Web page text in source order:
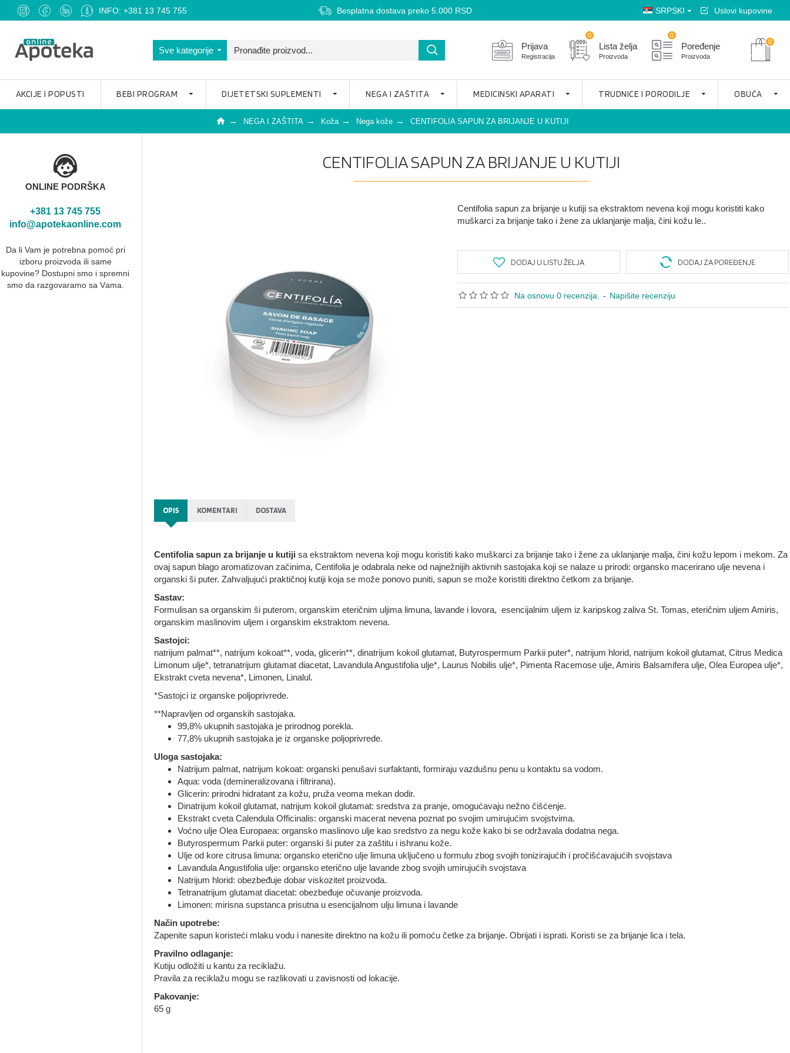
INFO: +381 13 745 755 Besplatna dostava preko 5.000 RSD SRPSKI Uslovi kupovine
Sve kategorije Prijava
Registracija
Lista želja
Proizvoda
0
Poređenje
Proizvoda
0
0
AKCIJE I POPUSTI BEBI PROGRAM DIJETETSKI SUPLEMENTI NEGA I ZAŠTITA MEDICINSKI APARATI TRUDNICE I PORODILJE OBUĆA
NEGA I ZAŠTITA Koža Nega kože CENTIFOLIA SAPUN ZA BRIJANJE U KUTIJI
ONLINE PODRŠKA
+381 13 745 755
info@apotekaonline.com
Da li Vam je potrebna pomoć pri
izboru proizvoda ili same
kupovine? Dostupni smo i spremni
smo dа rаzgovаrаmo sа Vаmа.
CENTIFOLIA SAPUN ZA BRIJANJE U KUTIJI
Centifolia sapun za brijanje u kutiji sa ekstraktom nevena koji mogu koristiti kako
muškarci za brijanje tako i žene za uklanjanje malja, čini kožu le..
Na osnovu 0 recenzija. - Napišite recenziju
DODAJ U LISTU ŽELJA DODAJ ZA POREĐENJE
OPIS KOMENTARI DOSTAVA
Centifolia sapun za brijanje u kutiji sa ekstraktom nevena koji mogu koristiti kako muškarci za brijanje tako i žene za uklanjanje malja, čini kožu lepom i mekom. Za
ovaj sapun blago aromatizovan začinima, Centifolia je odabrala neke od najnežnijih aktivnih sastojaka koji se nalaze u prirodi: organsko macerirano ulje nevena i
organski ši puter. Zahvaljujući praktičnoj kutiji koja se može ponovo puniti, sapun se može koristiti direktno četkom za brijanje.
Sastav:
Formulisan sa organskim ši puterom, organskim eteričnim uljima limuna, lavande i lovora, esencijalnim uljem iz karipskog zaliva St. Tomas, eteričnim uljem Amiris,
organskim maslinovim uljem i organskim ekstraktom nevena.
Sastojci:
natrijum palmat**, natrijum kokoat**, voda, glicerin**, dinatrijum kokoil glutamat, Butyrospermum Parkii puter*, natrijum hlorid, natrijum kokoil glutamat, Citrus Medica
Limonum ulje*, tetranatrijum glutamat diacetat, Lavandula Angustifolia ulje*, Laurus Nobilis ulje*, Pimenta Racemose ulje, Amiris Balsamifera ulje, Olea Europea ulje*,
Ekstrakt cveta nevena*, Limonen, Linalul.
*Sastojci iz organske poljoprivrede.
**Napravljen od organskih sastojaka.
99,8% ukupnih sastojaka je prirodnog porekla.
77,8% ukupnih sastojaka je iz organske poljoprivrede.
Uloga sastojaka:
Natrijum palmat, natrijum kokoat: organski penušavi surfaktanti, formiraju vazdušnu penu u kontaktu sa vodom.
Aqua: voda (demineralizovana i filtrirana).
Glicerin: prirodni hidratant za kožu, pruža veoma mekan dodir.
Dinatrijum kokoil glutamat, natrijum kokoil glutamat: sredstva za pranje, omogućavaju nežno čišćenje.
Ekstrakt cveta Calendula Officinalis: organski macerat nevena poznat po svojim umirujućim svojstvima.
Voćno ulje Olea Europaea: organsko maslinovo ulje kao sredstvo za negu kože kako bi se održavala dodatna nega.
Butyrospermum Parkii puter: organski ši puter za zaštitu i ishranu kože.
Ulje od kore citrusa limuna: organsko eterično ulje limuna uključeno u formulu zbog svojih tonizirajućih i pročišćavajućih svojstava
Lavandula Angustifolia ulje: organsko eterično ulje lavande zbog svojih umirujućih svojstava
Natrijum hlorid: obezbeđuje dobar viskozitet proizvoda.
Tetranatrijum glutamat diacetat: obezbeđuje očuvanje proizvoda.
Limonen: mirisna supstanca prisutna u esencijalnom ulju limuna i lavande
Način upotrebe:
Zapenite sapun koristeći mlaku vodu i nanesite direktno na kožu ili pomoću četke za brijanje. Obrijati i isprati. Koristi se za brijanje lica i tela.
Pravilno odlaganje:
Kutiju odložiti u kantu za reciklažu.
Pravila za reciklažu mogu se razlikovati u zavisnosti od lokacije.
Pakovanje:
65 g